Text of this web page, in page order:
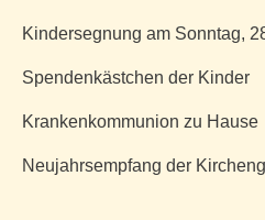
Kindersegnung am Sonntag,
Spendenkästchen der Kinder
Krankenkommunion zu Hause
Neujahrsempfang der